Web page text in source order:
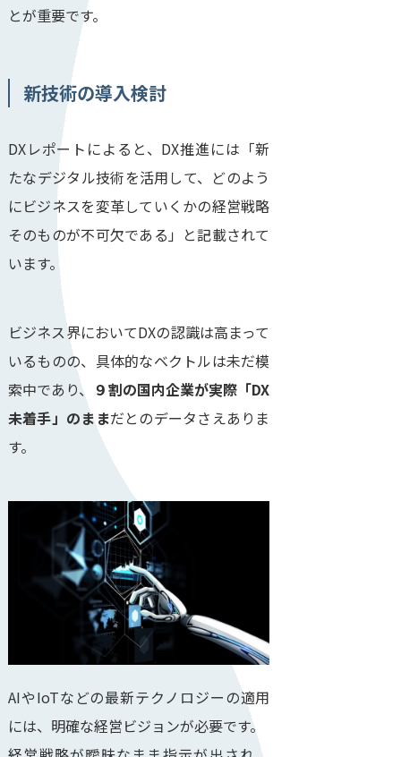
とが重要です。
新技術の導入検討
DXレポートによると、DX推進には「新
たなデジタル技術を活用して、どのよう
にビジネスを変革していくかの経営戦略
そのものが不可欠である」と記載されて
います。
ビジネス界においてDXの認識は高まって
いるものの、具体的なベクトルは未だ模
索中であり、 ９割の国内企業が実際「DX
未着手」のままだとのデータさえありま
す。
AIやIoTなどの最新テクノロジーの適用
には、明確な経営ビジョンが必要です。